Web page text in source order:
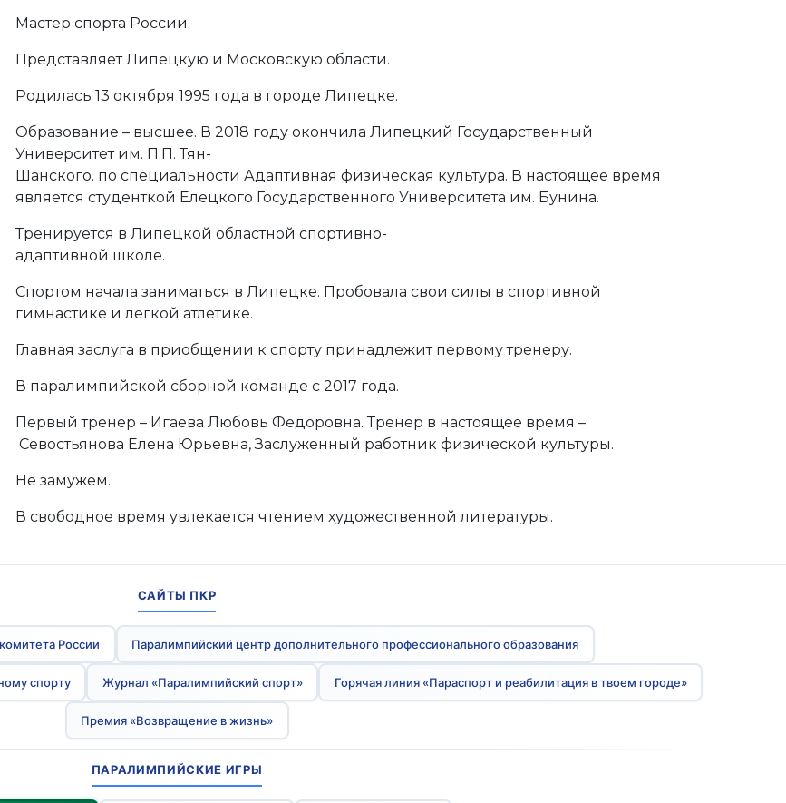
Мастер спорта России.
Представляет Липецкую и Московскую области.
Родилась 13 октября 1995 года в городе Липецке.
Образование – высшее. В 2018 году окончила Липецкий Государственный
Университет им. П.П. Тян-
Шанского. по специальности Адаптивная физическая культура. В настоящее время
является студенткой Елецкого Государственного Университета им. Бунина.
Тренируется в Липецкой областной спортивно-
адаптивной школе.
Спортом начала заниматься в Липецке. Пробовала свои силы в спортивной
гимнастике и легкой атлетике.
Главная заслуга в приобщении к спорту принадлежит первому тренеру.
В паралимпийской сборной команде с 2017 года.
Первый тренер – Игаева Любовь Федоровна. Тренер в настоящее время –
Севостьянова Елена Юрьевна, Заслуженный работник физической культуры.
Не замужем.
В свободное время увлекается чтением художественной литературы.
САЙТЫ ПКР
России Паралимпийский центр дополнительного профессионального образования
спорту Журнал «Паралимпийский спорт» Горячая линия «Параспорт и реабилитация в твоем городе»
Премия «Возвращение в жизнь»
ПАРАЛИМПИЙСКИЕ ИГРЫ